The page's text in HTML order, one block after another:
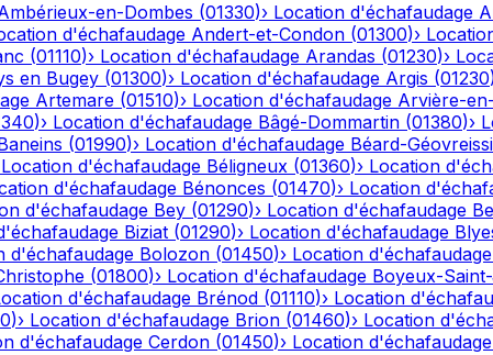
en-Dombes (01330)› Location d'échafaudage
d'échafaudage Andert-et-Condon (01300)›
(01110)› Location d'échafaudage Arandas (01230)›
en Bugey (01300)› Location d'échafaudage Argis (01230
Artemare (01510)› Location d'échafaudage Arvière-
)› Location d'échafaudage Bâgé-Dommartin (01380)›
(01990)› Location d'échafaudage Béard-
Location d'échafaudage Béligneux (01360)› Location
d'échafaudage Bénonces (01470)› Location
d'échafaudage Bey (01290)› Location d'échafaudage
Biziat (01290)› Location d'échafaudage
d'échafaudage Bolozon (01450)› Location d'échafaudage
(01800)› Location d'échafaudage Boyeux-
d'échafaudage Brénod (01110)› Location
)› Location d'échafaudage Brion (01460)› Location
d'échafaudage Cerdon (01450)› Location d'échafaudage